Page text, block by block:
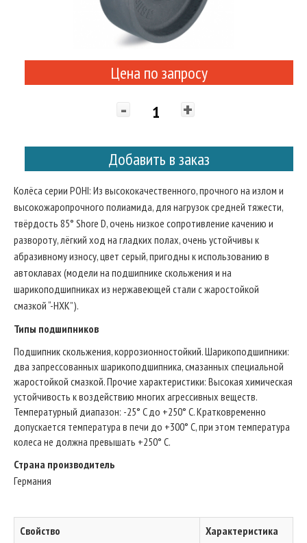
Цена по запросу
- +
Добавить в заказ
Колёса серии POHI: Из высококачественного, прочного на излом и
высокожаропрочного полиамида, для нагрузок средней тяжести,
твёрдость 85° Shore D, очень низкое сопротивление качению и
развороту, лёгкий ход на гладких полах, очень устойчивы к
абразивному износу, цвет серый, пригодны к использованию в
автоклавах (модели на подшипнике скольжения и на
шарикоподшипниках из нержавеющей стали с жаростойкой
смазкой “-HXK”).
Типы подшипников
Подшипник скольжения, коррозионностойкий. Шарикоподшипники:
два запрессованных шарикоподшипника, смазанных специальной
жаростойкой смазкой. Прочие характеристики: Высокая химическая
устойчивость к воздействию многих агрессивных веществ.
Температурный диапазон: -25° C до +250° C. Кратковременно
допускается температура в печи до +300° C, при этом температура
колеса не должна превышать +250° C.
Страна производитель
Германия
Свойство
Характеристика